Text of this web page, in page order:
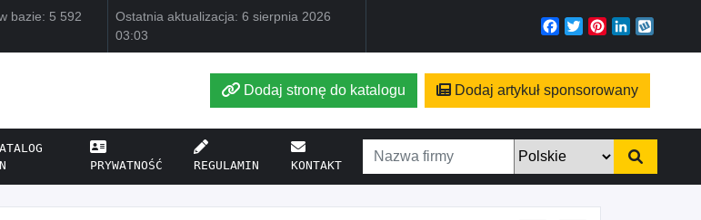
bazie: 5 592
Ostatnia aktualizacja: 6 sierpnia 2026
03:03
Facebook
TwitterPinterest
LinkedIn
Dodaj stronę do katalogu Dodaj artykuł sponsorowany
PRYWATNOŚĆ REGULAMIN KONTAKT